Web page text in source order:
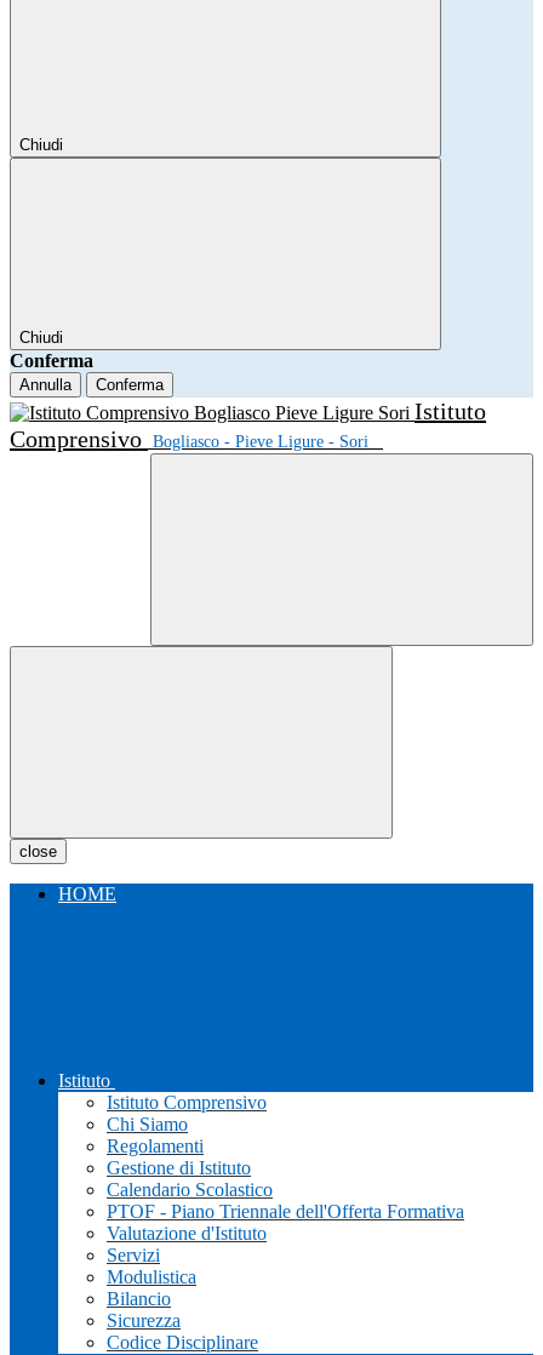
Chiudi
Chiudi
Conferma
Annulla Conferma
Istituto
Comprensivo Bogliasco - Pieve Ligure - Sori
close
HOME
Istituto
Istituto Comprensivo
Chi Siamo
Regolamenti
Gestione di Istituto
Calendario Scolastico
PTOF - Piano Triennale dell'Offerta Formativa
Valutazione d'Istituto
Servizi
Modulistica
Bilancio
Sicurezza
Codice Disciplinare